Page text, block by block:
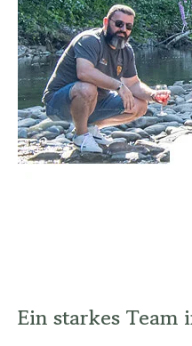
Ein starkes Team